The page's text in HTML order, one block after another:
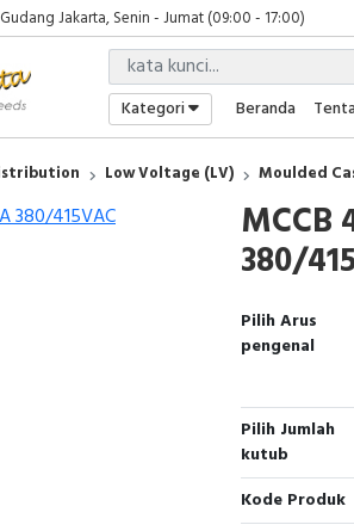
Gudang Jakarta, Senin - Jumat (09:00 - 17:00)
Showroom Bali, Senin - Jumat (09:00 - 17:00)
Kantor Jakarta, Senin - Jumat (08:00 - 17:00)
Gudang Jakarta, Senin - Jumat (09:00 - 17:00)
Showroom Bali, Senin - Jumat (09:00 - 17:00)
Kategori Beranda
Low Voltage (LV) Moulded
MCCB
380/
Pilih Arus
pengenal
Pilih Jumlah
kutub
Kode Produk